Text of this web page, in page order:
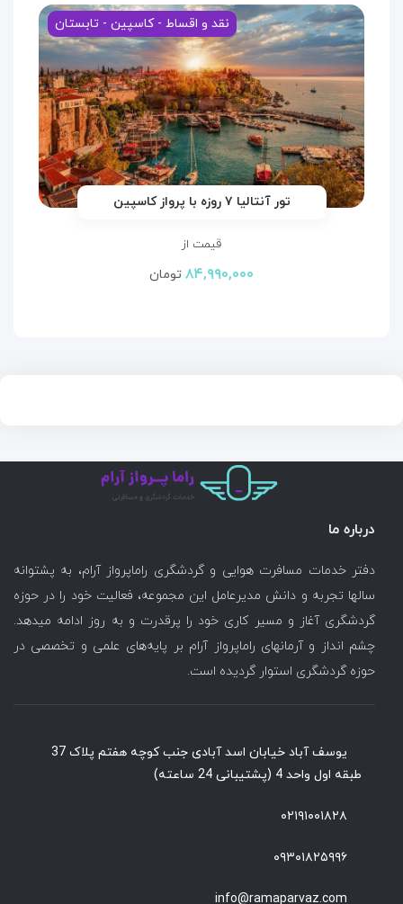
نقد و اقساط - کاسپین - تابستان
تور آنتالیا ۷ روزه با پرواز کاسپین
قیمت از
۸۴,۹۹۰,۰۰۰ تومان
درباره ما
دفتر خدمات مسافرت هوایی و گردشگری راماپرواز آرام، به پشتوانه
سالها تجربه و دانش مدیرعامل این مجموعه، فعالیت خود را در حوزه
گردشگری آغاز و مسیر کاری خود را پرقدرت و به روز ادامه میدهد.
چشم انداز و آرمانهای راماپرواز آرام بر پایه‌های علمی و تخصصی در
حوزه گردشگری استوار گردیده است.
یوسف آباد خیابان اسد آبادی جنب کوچه هفتم پلاک 37
طبقه اول واحد 4 (پشتیبانی 24 ساعته)
۰۲۱۹۱۰۰۱۸۲۸
۰۹۳۰۱۸۲۵۹۹۶
info@ramaparvaz.com